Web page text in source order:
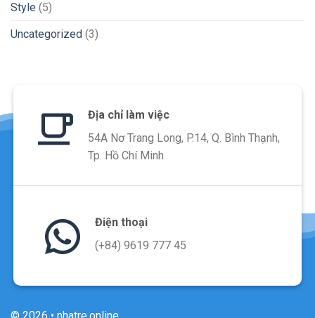
Style (5)
Uncategorized (3)
Địa chỉ làm việc
54A Nơ Trang Long, P.14, Q. Bình Thạnh,
Tp. Hồ Chí Minh
Điện thoại
(+84) 9619 777 45